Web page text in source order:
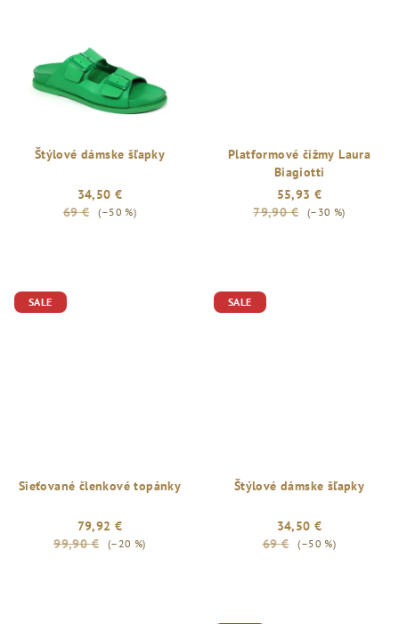
Štýlové dámske šľapky
34,50 €
69 €
(–50 %)
Platformové čižmy Laura
Biagiotti
55,93 €
79,90 €
(–30 %)
SALE
Sieťované členkové topánky
79,92 €
99,90 €
(–20 %)
SALE
Štýlové dámske šľapky
34,50 €
69 €
(–50 %)